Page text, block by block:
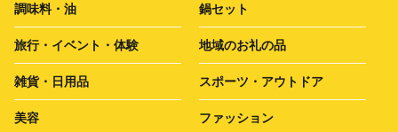
調味料・油 鍋セット
旅行・イベント・体験 地域のお礼の品
雑貨・日用品 スポーツ・アウトドア
美容 ファッション